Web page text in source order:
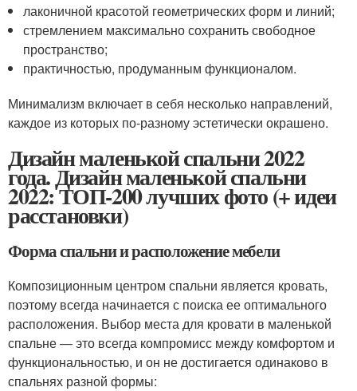
лаконичной красотой геометрических форм и линий;
стремлением максимально сохранить свободное
пространство;
практичностью, продуманным функционалом.
Минимализм включает в себя несколько направлений,
каждое из которых по-разному эстетически окрашено.
Дизайн маленькой спальни 2022
года. Дизайн маленькой спальни
2022: ТОП-200 лучших фото (+ идеи
расстановки)
Форма спальни и расположение мебели
Композиционным центром спальни является кровать,
поэтому всегда начинается с поиска ее оптимального
расположения. Выбор места для кровати в маленькой
спальне — это всегда компромисс между комфортом и
функциональностью, и он не достигается одинаково в
спальнях разной формы: